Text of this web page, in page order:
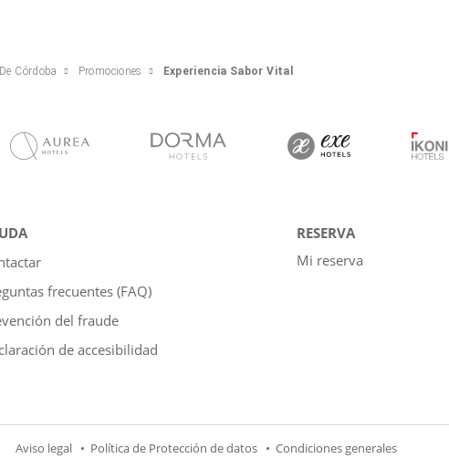
Córdoba Promociones Experiencia Sabor Vital
frecuentes (FAQ)
del fraude
de accesibilidad
RESERVA
Mi reserva
Aviso legal Política de Protección de datos Condiciones generales